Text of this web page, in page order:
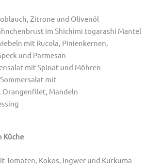
Zitrone und Olivenöl
im Shichimi togarashi Mantel
mit Rucola, Pinienkernen,
und Parmesan
mit Spinat und Möhren
mit
Orangenfilet, Mandeln
Küche
Tomaten, Kokos, Ingwer und Kurkuma